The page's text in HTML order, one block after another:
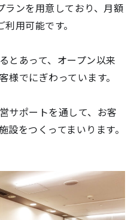
ンを用意しており、月額
用可能です。
とあって、オープン以来
様でにぎわっています。
サポートを通して、お客
をつくってまいります。